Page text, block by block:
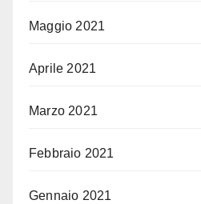
Maggio 2021
Aprile 2021
Marzo 2021
Febbraio 2021
Gennaio 2021